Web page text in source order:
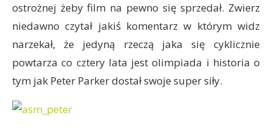
ostrożnej żeby film na pewno się sprzedał. Zwierz
niedawno czytał jakiś komentarz w którym widz
narzekał, że jedyną rzeczą jaka się cyklicznie
powtarza co cztery lata jest olimpiada i historia o
tym jak Peter Parker dostał swoje super siły.